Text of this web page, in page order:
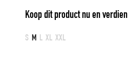
Koop dit product nu en verdien
S M L XL XXL